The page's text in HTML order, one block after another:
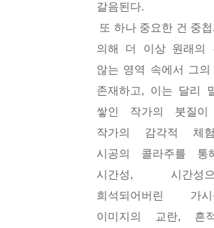
갈음된다.
또 하나 중요한 건 중
의해 더 이상 원래의
않는 영역 속에서 그
존재하고, 이는 달리
쌓인 작가의 붓질
작가의 감각적 체
시공의 콜라주를 통
시간성, 시간
희석되어버린 가
이미지의 교란, 흔